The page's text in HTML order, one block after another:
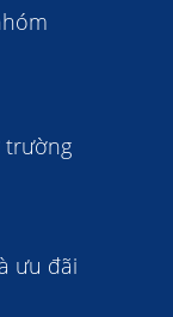
trường
ưu đãi